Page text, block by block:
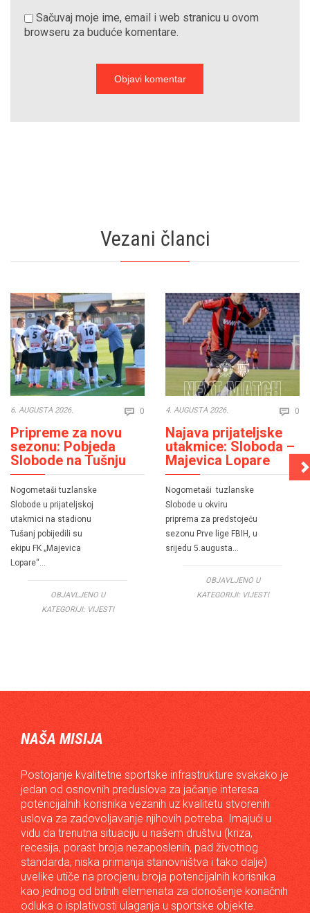
Sačuvaj moje ime, email i web stranicu u ovom
browseru za buduće komentare.
Vezani članci
6. AUGUSTA 2026.  0 Comments
Pripreme za novu
sezonu: Pobjeda
Slobode na Tušnju
Nogometaši tuzlanske
Slobode u prijateljskoj
utakmici na stadionu
Tušanj pobijedili su
ekipu FK „Majevica
Lopare“…
OBJAVLJENO U
KATEGORIJI: VIJESTI
4. AUGUSTA 2026.  0
Najava prijateljske
utakmice: Sloboda –
Majevica Lopare
Nogometaši tuzlanske
Slobode u okviru
priprema za predstojeću
sezonu Prve lige FBIH, u
srijedu 5.augusta…
OBJAVLJENO U
KATEGORIJI: VIJESTI
NAŠA MISIJA
Postojanje kvalitetne sportske infrastrukture svakako je
jedan od osnovnih preduslova za jačanje interesa
potencijalnih korisnika vezanih uz kvalitetu stvorenih
uslova za zadovoljavanje njihovih potreba. Imajući u
vidu da trenutna situaciju u našem društvu (kriza,
recesija, porast broja nezaposlenih, pad životnog
standarda, niska primanja stanovništva i tako dalje)
uvelike utiče na procjenu broja potencijalnih korisnika
kao jednog od bitnih elemenata za donošenje konačnih
odluka o isplativosti ulaganja u sportske objekte.